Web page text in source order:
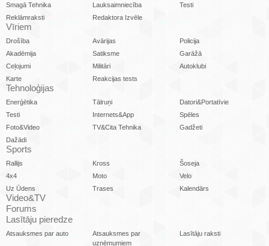
Smagā Tehnika
Lauksaimniecība
Testi
Reklāmraksti
Redaktora Izvēle
Vīriem
Drošība Avārijas
Policija
Akadēmija
Satiksme
Garāžā
Ceļojumi
Militāri
Autoklubi
Karte
Reakcijas tests
Tehnoloģijas
Enerģētika Tālruņi
Datori&Portatīvie
Testi
Internets&App
Spēles
Foto&Video
TV&Cita Tehnika
Gadžeti
Dažādi
Sports
Rallijs Kross
Šoseja
4x4
Moto
Velo
Uz Ūdens
Trases Kalendārs
Video&TV
Forums
Lasītāju pieredze
Atsauksmes par auto
Atsauksmes par
uzņēmumiem
Lasītāju raksti